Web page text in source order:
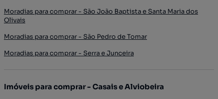
Moradias para comprar - São João Baptista e Santa Maria dos
Olivais
Moradias para comprar - São Pedro de Tomar
Moradias para comprar - Serra e Junceira
Imóveis para comprar - Casais e Alviobeira